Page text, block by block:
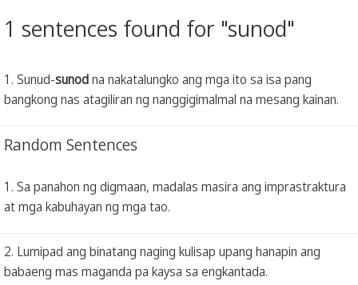
1 sentences found for "sunod"
1. Sunud-sunodna nakatalungko ang mga ito sa isa pang
bangkong nas atagiliran ng nanggigimalmal na mesang kainan.
Random Sentences
1. Sa panahon ng digmaan, madalas masira ang imprastraktura
at mga kabuhayan ng mga tao.
2. Lumipad ang binatang naging kulisap upang hanapin ang
babaeng mas maganda pa kaysa sa engkantada.